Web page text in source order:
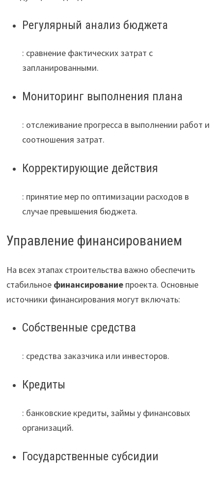
Регулярный анализ бюджета
: сравнение фактических затрат с
запланированными.
Мониторинг выполнения плана
: отслеживание прогресса в выполнении работ и
соотношения затрат.
Корректирующие действия
: принятие мер по оптимизации расходов в
случае превышения бюджета.
Управление финансированием
На всех этапах строительства важно обеспечить
стабильное финансированиепроекта. Основные
источники финансирования могут включать:
Собственные средства
: средства заказчика или инвесторов.
Кредиты
: банковские кредиты, займы у финансовых
организаций.
Государственные субсидии